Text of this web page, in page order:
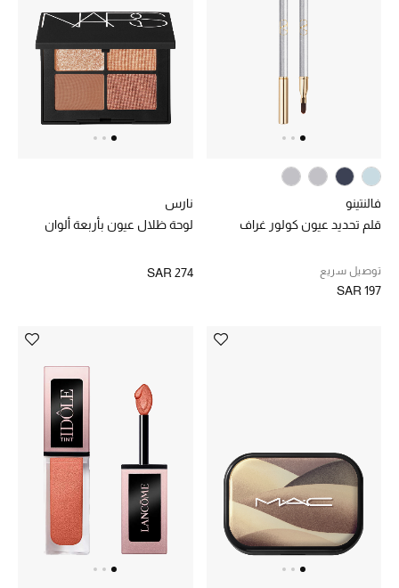
ركن أناقة المنتجعات
دليل مستلزمات الرجال
أبرز المصممين
الأحذية الرجالية
صُممت للرجال
تسوقوا للرجال
فالنتينو
قلم تحديد عيون كولور غراف
توصيل سريع
SAR 197
نارس
لوحة ظلال عيون بأربعة ألوان
SAR 274